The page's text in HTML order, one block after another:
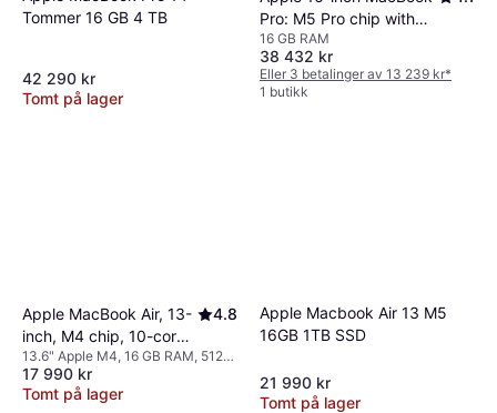
Tommer 16 GB 4 TB
42 290 kr
Tomt på lager
Pro: M5 Pro chip with
18‑core CPU and
20‑core GPU, 24GB, 1TB
SSD - Silver NO Layout
16 GB RAM
38 432 kr
Eller 3 betalinger av 13 239 kr*
1 butikk
Apple MacBook Air, 13-
inch, M4 chip, 10-core
GPU, 16GB Unified
Memory, 512GB SSD
Storage Silver
4.8
13.6" Apple M4, 16 GB RAM, 512
GB SSD
17 990 kr
Tomt på lager
Apple Macbook Air 13 M5
16GB 1TB SSD
21 990 kr
Tomt på lager